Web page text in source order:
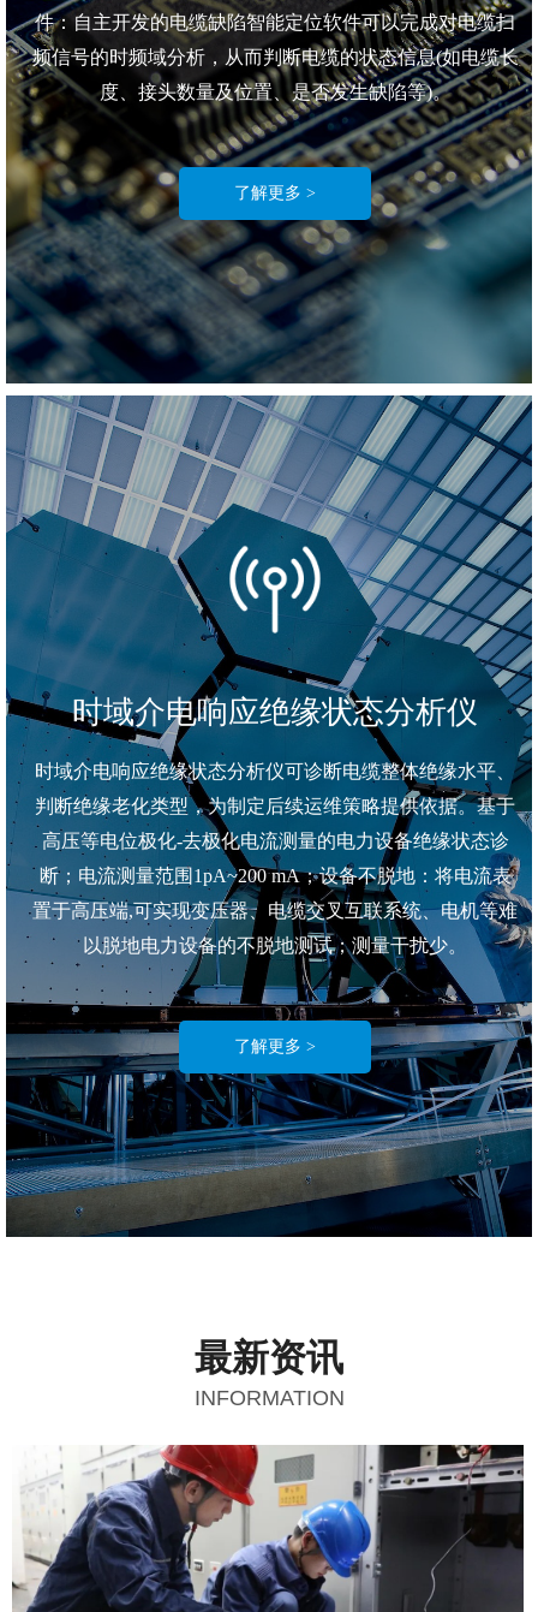
件：自主开发的电缆缺陷智能定位软件可以完成对电缆扫
频信号的时频域分析，从而判断电缆的状态信息(如电缆长
度、接头数量及位置、是否发生缺陷等)。
了解更多 >
时域介电响应绝缘状态分析仪
时域介电响应绝缘状态分析仪可诊断电缆整体绝缘水平、
判断绝缘老化类型，为制定后续运维策略提供依据。基于
高压等电位极化-去极化电流测量的电力设备绝缘状态诊
断；电流测量范围1pA~200 mA；设备不脱地：将电流表
置于高压端,可实现变压器、电缆交叉互联系统、电机等难
以脱地电力设备的不脱地测试；测量干扰少。
了解更多 >
最新资讯
INFORMATION